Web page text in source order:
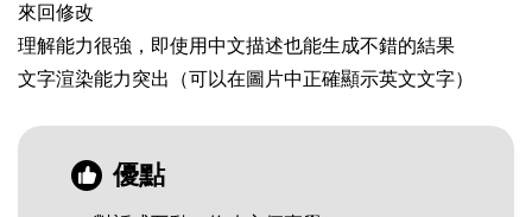
來回修改
理解能力很強，即使用中文描述也能生成不錯的結果
文字渲染能力突出（可以在圖片中正確顯示英文文字）
優點